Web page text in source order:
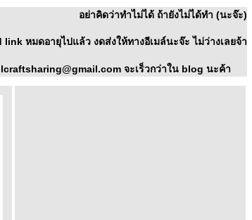
อย่าคิดว่าทำไม่ได้ ถ้ายังไม่ได้ทำ (นะจ๊ะ)
หมดอายุไปแล้ว งดส่งให้ทางอีเมล์นะจ๊ะ ไม่ว่างเลยจ้า
จะเร็วกว่าใน blog นะค้า